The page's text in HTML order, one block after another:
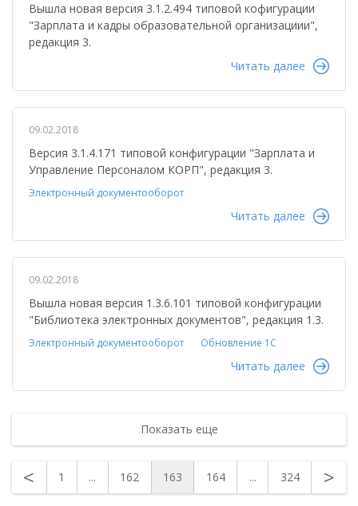
Вышла новая версия 3.1.2.494 типовой кофигурации
"Зарплата и кадры образовательной организациии",
редакция 3.
Читать далее
09.02.2018
Версия 3.1.4.171 типовой конфигурации "Зарплата и
Управление Персоналом КОРП", редакция 3.
Электронный документооборот
Читать далее
09.02.2018
Вышла новая версия 1.3.6.101 типовой конфигурации
"Библиотека электронных документов", редакция 1.3.
Электронный документооборот Обновление 1С
Читать далее
Показать еще
< 1 ... 162 163 164 ... 324 >